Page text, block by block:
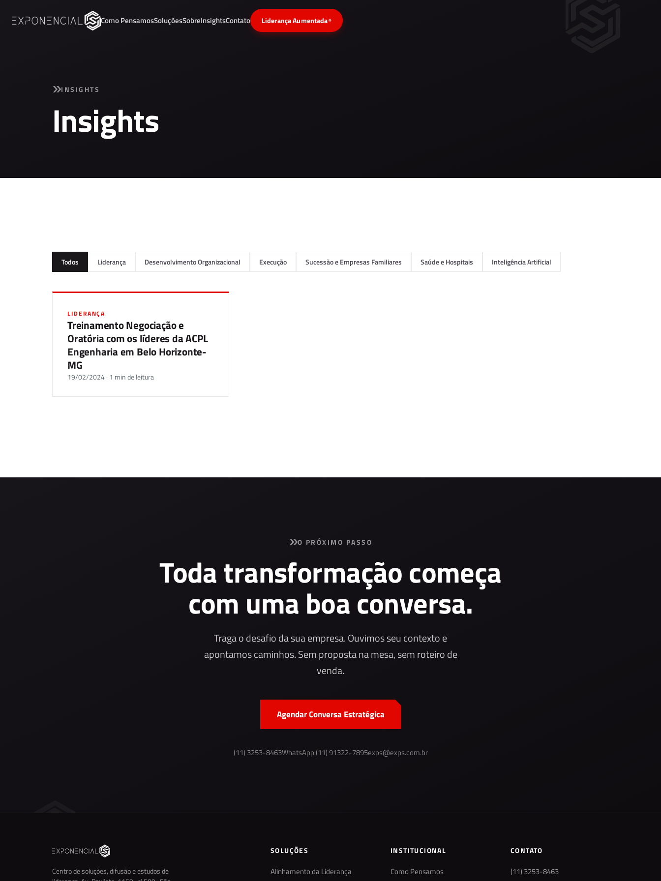
Como PensamosSoluçõesSobreInsightsContato Liderança Aumentada®
INSIGHTS
Insights
Todos Liderança Desenvolvimento Organizacional Execução Sucessão e Empresas Familiares Saúde e Hospitais Inteligência Artificial
LIDERANÇA
Treinamento Negociação e
Oratória com os líderes da ACPL
Engenharia em Belo Horizonte-
MG
19/02/2024 · 1 min de leitura
O PRÓXIMO PASSO
Toda transformação começa
com uma boa conversa.
Traga o desafio da sua empresa. Ouvimos seu contexto e
apontamos caminhos. Sem proposta na mesa, sem roteiro de
venda.
Agendar Conversa Estratégica
(11) 3253-8463WhatsApp (11) 91322-7895exps@exps.com.br
Centro de soluções, difusão e estudos de
SOLUÇÕES
Alinhamento da Liderança
INSTITUCIONAL
Como Pensamos
CONTATO
(11) 3253-8463